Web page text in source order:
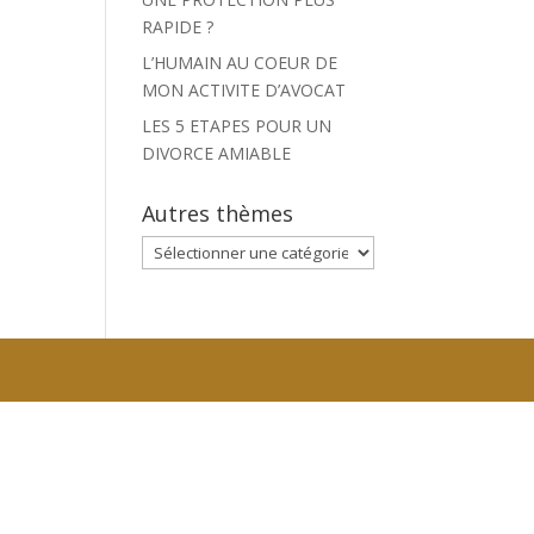
RAPIDE ?
L’HUMAIN AU COEUR DE
MON ACTIVITE D’AVOCAT
LES 5 ETAPES POUR UN
DIVORCE AMIABLE
Autres thèmes
Autres
thèmes